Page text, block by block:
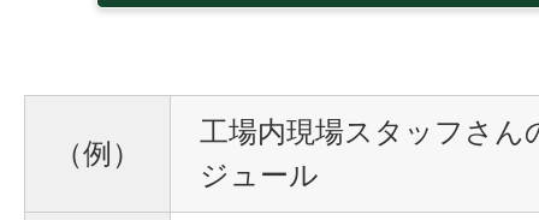
（例）
工場内現場スタッフさん
ジュール